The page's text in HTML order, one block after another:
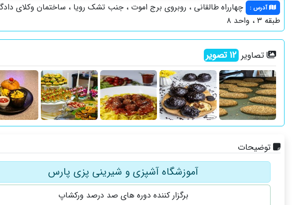
آدرس :
چهارراه طالقانی ، روبروی برج اموت ، جنب تشک رویا ، ساختمان وکلای
طبقه ۳ ، واحد ۸
تصاویر 12تصویر
توضیحات
آموزشگاه آشپزی و شیرینی پزی پارس
برگزار کننده دوره های صد درصد ورکشاپ